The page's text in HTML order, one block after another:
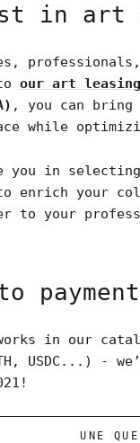
in art
our art
, you can
while
you in
enrich your
to your
in our
USDC...) -
UNE